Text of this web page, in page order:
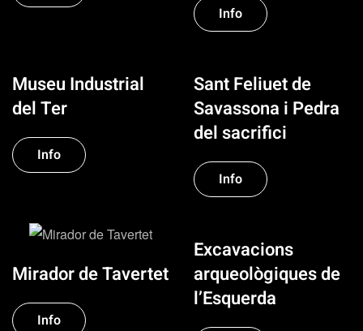
Info
Museu Industrial
del Ter
Info
Sant Feliuet de
Savassona i Pedra
del sacrifici
Info
Mirador de Tavertet
Info
Excavacions
arqueològiques de
l’Esquerda